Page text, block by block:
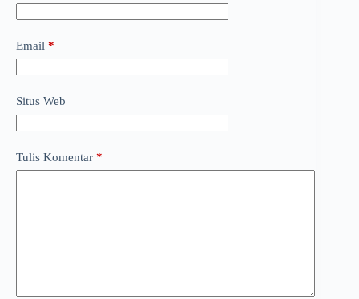
Email *
Situs Web
Tulis Komentar *